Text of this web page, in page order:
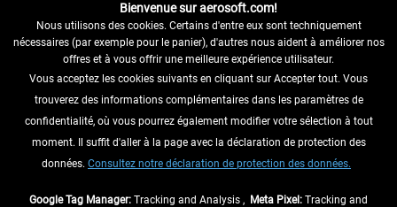
RENONCER AU CONTRAT ICI
INFORMATIONS
NE MANQUEZ PAS LES DERNIÈRES
Bienvenue sur aerosoft.com!
Nous utilisons des cookies. Certains d'entre eux sont techniquement
nécessaires (par exemple pour le panier), d'autres nous aident à améliorer nos
offres et à vous offrir une meilleure expérience utilisateur.
Vous acceptez les cookies suivants en cliquant sur Accepter tout. Vous
trouverez des informations complémentaires dans les paramètres de
confidentialité, où vous pourrez également modifier votre sélection à tout
moment. Il suffit d'aller à la page avec la déclaration de protection des
données. Consultez notre déclaration de protection des données.
Google Tag Manager: Tracking and Analysis , Meta Pixel: Tracking and